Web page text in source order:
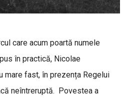
care acum poartă numele
în practică, Nicolae
mare fast, în prezența Regelui
neîntreruptă. Povestea a